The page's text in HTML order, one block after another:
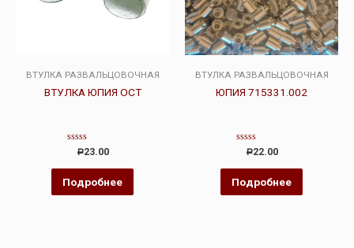
ВТУЛКА РАЗВАЛЬЦОВОЧНАЯ
ВТУЛКА ЮПИЯ ОСТ
Оценка
из
Р23.00
Подробнее
ВТУЛКА РАЗВАЛЬЦОВОЧНАЯ
ЮПИЯ 715331.002
Оценка
из
Р22.00
Подробнее